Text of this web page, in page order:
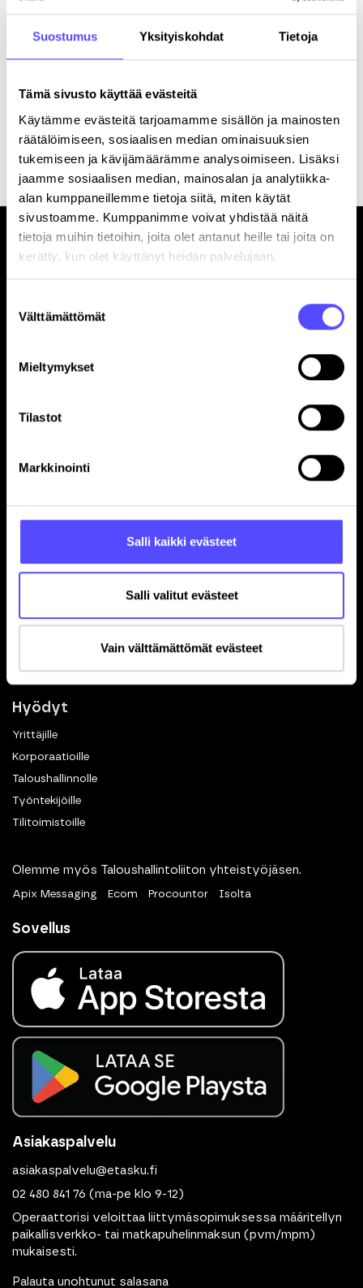
Suostumus Yksityiskohdat Tietoja
Tämä sivusto käyttää evästeitä
Käytämme evästeitä tarjoamamme sisällön ja mainosten
räätälöimiseen, sosiaalisen median ominaisuuksien
tukemiseen ja kävijämäärämme analysoimiseen. Lisäksi
jaamme sosiaalisen median, mainosalan ja analytiikka-
alan kumppaneillemme tietoja siitä, miten käytät
sivustoamme. Kumppanimme voivat yhdistää näitä
tietoja muihin tietoihin, joita olet antanut heille tai joita on
kerätty, kun olet käyttänyt heidän palvelujaan.
valinta
Välttämättömät
Mieltymykset
Tilastot
Markkinointi
Salli kaikki evästeet
Salli valitut evästeet
Vain välttämättömät evästeet
Rekisteröitymällä hyväksyt palvelun käyttöehdot
Sivut
Yrityksille
Hinnasto
Referenssit
Blogi
Dokumenttien hallinta
eKuitti
Hyödyt
Yrittäjille
Korporaatioille
Taloushallinnolle
Työntekijöille
Tilitoimistoille
Olemme myös Taloushallintoliiton yhteistyöjäsen.
Apix Messaging Ecom Procountor Isolta
Sovellus
Asiakaspalvelu
asiakaspalvelu@etasku.fi
02 480 841 76 (ma-pe klo 9-12)
Operaattorisi veloittaa liittymäsopimuksessa määritellyn
paikallisverkko- tai matkapuhelinmaksun (pvm/mpm)
mukaisesti.
Palauta unohtunut salasana